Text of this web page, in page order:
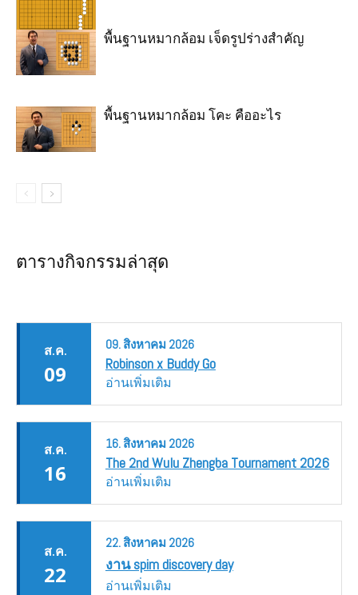
พื้นฐานหมากล้อม เจ็ดรูปร่างสำคัญ
พื้นฐานหมากล้อม โคะ คืออะไร
ตารางกิจกรรมล่าสุด
ส.ค.
09
09.สิงหาคม 2026
Robinson x Buddy Go
อ่านเพิ่มเติม
ส.ค.
16
16.สิงหาคม 2026
The 2nd Wulu Zhengba Tournament 2026
อ่านเพิ่มเติม
ส.ค.
22
22.สิงหาคม 2026
งาน spim discovery day
อ่านเพิ่มเติม